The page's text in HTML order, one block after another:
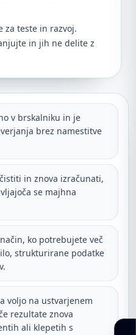
za teste in razvoj.
in jih ne delite z
v brskalniku in je
brez namestitve
in znova izračunati,
se majhna
ko potrebujete več
strukturirane podatke
voljo na ustvarjenem
rezultate znova
ali klepetih s